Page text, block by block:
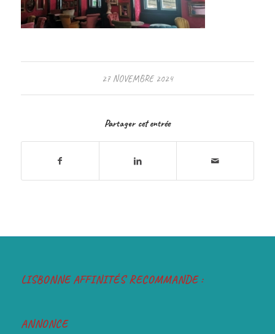
27 NOVEMBRE 2024
Partager cet entrée
LISBONNE AFFINITÉS RECOMMANDE :
ANNONCE